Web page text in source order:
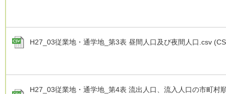
H27_03従業地・通学地_第3表 昼間人口及び夜間人口.csv
H27_03従業地・通学地_第4表 流出人口、流入人口の市町村